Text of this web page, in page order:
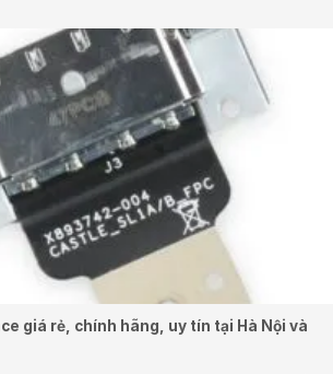
giá rẻ, chính hãng, uy tín tại Hà Nội và